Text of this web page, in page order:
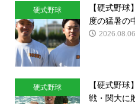
硬式野球
【硬式野
度の猛暑の
2026.08.06
硬式野球
【硬式野
戦・関大に